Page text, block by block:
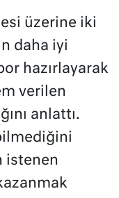
üzerine iki
daha iyi
hazırlayarak
verilen
anlattı.
istenen